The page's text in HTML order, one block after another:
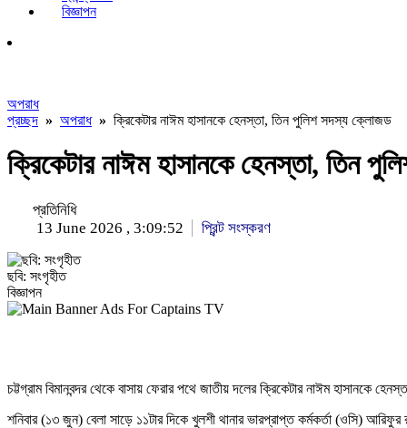
বিজ্ঞাপন
অপরাধ
প্রচ্ছদ » অপরাধ» ক্রিকেটার নাঈম হাসানকে হেনস্তা, তিন পুলিশ সদস্য ক্লোজড
ক্রিকেটার নাঈম হাসানকে হেনস্তা, তিন
প্রতিনিধি
13 June 2026 , 3:09:52
প্রিন্ট সংস্করণ
ছবি: সংগৃহীত
বিজ্ঞাপন
চট্টগ্রাম বিমানবন্দর থেকে বাসায় ফেরার পথে জাতীয় দলের ক্রিকেটার নাঈম হাসানকে
শনিবার (১৩ জুন) বেলা সাড়ে ১১টার দিকে খুলশী থানার ভারপ্রাপ্ত কর্মকর্তা (ওসি) আরিফুর